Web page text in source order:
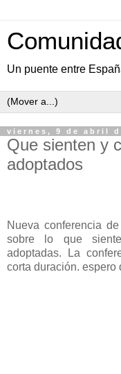
Un puente entre
viernes, 9 de abril
Que sienten y
adoptados
Nueva conferencia de
sobre lo que
adoptadas. La
corta duración. espero